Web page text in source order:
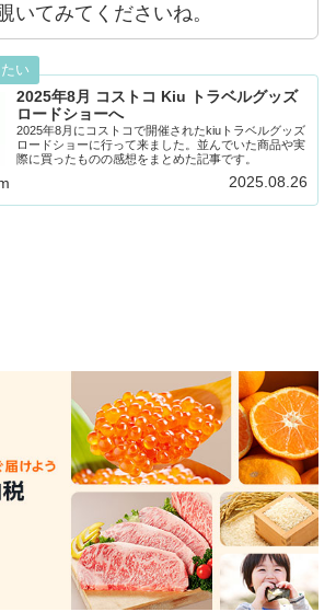
いてみてくださいね。
2025年8月 コストコ Kiu トラベルグッズ
ロードショーへ
2025年8月にコストコで開催されたkiuトラベルグッズ
ロードショーに行って来ました。並んでいた商品や実
際に買ったものの感想をまとめた記事です。
2025.08.26